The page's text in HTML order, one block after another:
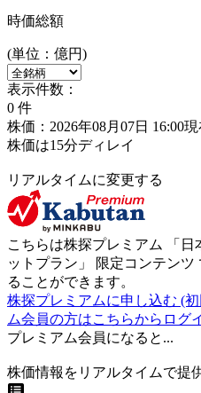
時価総額
(単位：億円)
表示件数：
0 件
株価：2026年08月07日 16:00現
株価は15分ディレイ
リアルタイムに変更する
こちらは株探プレミアム 「 日
ットプラン 」 限定コンテンツ
ることができます。
株探プレミアムに申し込む (
ム会員の方はこちらからログ
プレミアム会員になると...
株価情報をリアルタイムで提